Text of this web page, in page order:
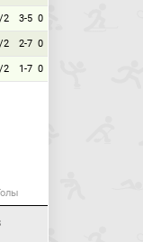
2 3-5 0
2 2-7 0
2 1-7 0